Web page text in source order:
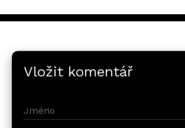
Vložit komentář